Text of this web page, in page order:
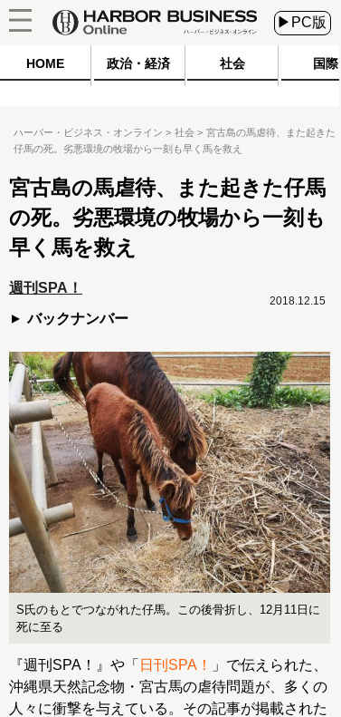
▶PC版
HOME 政治・経済 社会 国際
ハーバー・ビジネス・オンライン 社会
宮古島の馬虐待、また起きた
仔馬の死。劣悪環境の牧場から一刻も早く馬を救え
宮古島の馬虐待、また起きた仔馬
の死。劣悪環境の牧場から一刻も
早く馬を救え
週刊SPA！
バックナンバー
2018.12.15
S氏のもとでつながれた仔馬。この後骨折し、12月11日に
死に至る
『週刊SPA！』や「 日刊SPA！
」で伝えられた、
沖縄県天然記念物・宮古馬の虐待問題が、多くの
人々に衝撃を与えている。その記事が掲載された